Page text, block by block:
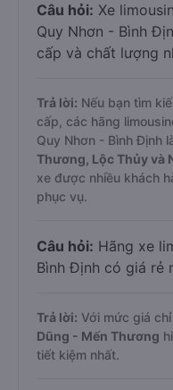
Câu hỏi: Xe
Quy Nhơn - Bình
cấp và chất lượng
Trả lời: Nếu bạn tìm
cấp, các hãng
Quy Nhơn - Bình Định
Thương, Lộc Thủy và
xe được nhiều khách
phục vụ.
Câu hỏi: Hãng xe
Bình Định có giá rẻ
Trả lời: Với mức giá
Dũng - Mến Thương
tiết kiệm nhất.